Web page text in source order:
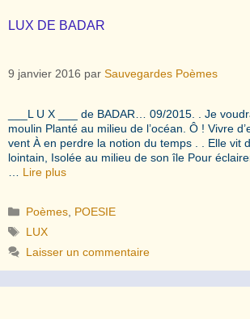
LUX DE BADAR
9 janvier 2016 par Sauvegardes Poèmes
___L U X ___ de BADAR… 09/2015. . Je
moulin Planté au milieu de l’océan. Ô ! Vivre
vent À en perdre la notion du temps . . Elle vit
lointain, Isolée au milieu de son île Pour
Lire plus
Catégories
Poèmes POESIE
Étiquettes
LUX
Laisser un commentaire